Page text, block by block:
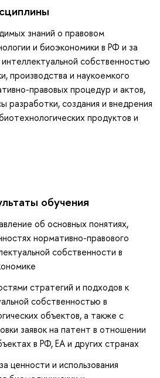
знаний о правовом
и биоэкономики в РФ и за
собственностью
производства и наукоемкого
правовых процедур и актов,
разработки, создания и внедрения
продуктов и
обучения
об основных понятиях,
нормативно-правового
собственности в
стратегий и подходов к
собственностью в
объектов, а также с
заявок на патент в отношении
в РФ, ЕА и других странах
ценности и использования